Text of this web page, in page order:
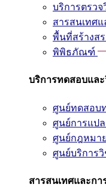
บริการตรว
สารสนเทศ
พื้นที่สร้างส
พิพิธภัณฑ์
บริการทดสอบแล
ศูนย์ทดสอบ
ศูนย์การแป
ศูนย์กฎหมา
ศูนย์บริการ
สารสนเทศและกา